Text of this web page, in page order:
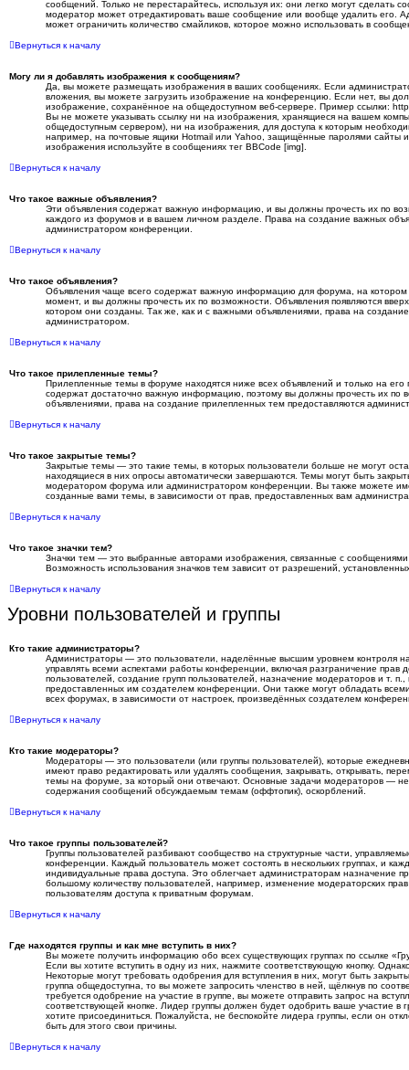
сообщений. Только не перестарайтесь, используя их: они легко могут сделать
модератор может отредактировать ваше сообщение или вообще удалить его.
может ограничить количество смайликов, которое можно использовать в
Вернуться к началу
Могу ли я добавлять изображения к сообщениям?
Да, вы можете размещать изображения в ваших сообщениях. Если
вложения, вы можете загрузить изображение на конференцию. Если нет, вы
изображение, сохранённое на общедоступном веб-сервере. Пример ссылки:
Вы не можете указывать ссылку ни на изображения, хранящиеся на вашем
общедоступным сервером), ни на изображения, для доступа к которым
например, на почтовые ящики Hotmail или Yahoo, защищённые паролями сайты и
изображения используйте в сообщениях тег BBCode [img].
Вернуться к началу
Что такое важные объявления?
Эти объявления содержат важную информацию, и вы должны прочесть их по
каждого из форумов и в вашем личном разделе. Права на создание важных
администратором конференции.
Вернуться к началу
Что такое объявления?
Объявления чаще всего содержат важную информацию для форума, на котором
момент, и вы должны прочесть их по возможности. Объявления появляются
котором они созданы. Так же, как и с важными объявлениями, права на
администратором.
Вернуться к началу
Что такое прилепленные темы?
Прилепленные темы в форуме находятся ниже всех объявлений и только на
содержат достаточно важную информацию, поэтому вы должны прочесть их по
объявлениями, права на создание прилепленных тем предоставляются
Вернуться к началу
Что такое закрытые темы?
Закрытые темы — это такие темы, в которых пользователи больше не могут
находящиеся в них опросы автоматически завершаются. Темы могут быть
модератором форума или администратором конференции. Вы также можете
созданные вами темы, в зависимости от прав, предоставленных вам
Вернуться к началу
Что такое значки тем?
Значки тем — это выбранные авторами изображения, связанные с
Возможность использования значков тем зависит от разрешений,
Вернуться к началу
Уровни пользователей и группы
Кто такие администраторы?
Администраторы — это пользователи, наделённые высшим уровнем контроля
управлять всеми аспектами работы конференции, включая разграничение прав
пользователей, создание групп пользователей, назначение модераторов и т. п.,
предоставленных им создателем конференции. Они также могут обладать
всех форумах, в зависимости от настроек, произведённых создателем
Вернуться к началу
Кто такие модераторы?
Модераторы — это пользователи (или группы пользователей), которые
имеют право редактировать или удалять сообщения, закрывать, открывать,
темы на форуме, за который они отвечают. Основные задачи модераторов — не
содержания сообщений обсуждаемым темам (оффтопик), оскорблений.
Вернуться к началу
Что такое группы пользователей?
Группы пользователей разбивают сообщество на структурные части,
конференции. Каждый пользователь может состоять в нескольких группах, и
индивидуальные права доступа. Это облегчает администраторам назначение
большому количеству пользователей, например, изменение модераторских
пользователям доступа к приватным форумам.
Вернуться к началу
Где находятся группы и как мне вступить в них?
Вы можете получить информацию обо всех существующих группах по ссылке
Если вы хотите вступить в одну из них, нажмите соответствующую кнопку.
Некоторые могут требовать одобрения для вступления в них, могут быть
группа общедоступна, то вы можете запросить членство в ней, щёлкнув по
требуется одобрение на участие в группе, вы можете отправить запрос на
соответствующей кнопке. Лидер группы должен будет одобрить ваше участие в
хотите присоединиться. Пожалуйста, не беспокойте лидера группы, если он
быть для этого свои причины.
Вернуться к началу